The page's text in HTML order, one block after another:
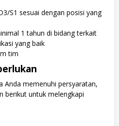
S1 sesuai dengan posisi yang
1 tahun di bidang terkait
yang baik
tim
Anda memenuhi persyaratan,
berikut untuk melengkapi